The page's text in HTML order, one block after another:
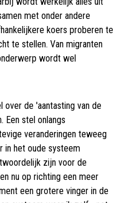
met onder andere
koers proberen te
te stellen. Van migranten
wordt wel
de 'aantasting van de
Een stel onlangs
veranderingen teweeg
in het oude systeem
zijn voor de
nu op richting een meer
een grotere vinger in de